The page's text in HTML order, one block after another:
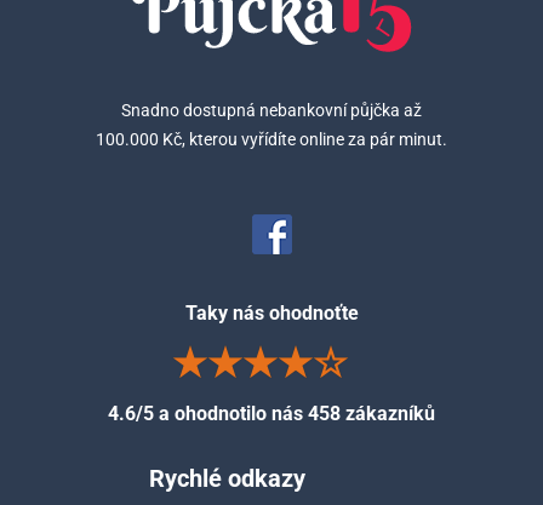
Snadno dostupná nebankovní půjčka až
100.000 Kč, kterou vyřídíte online za pár minut.
Taky nás ohodnoťte
4.6/5 a ohodnotilo nás 458 zákazníků
Rychlé odkazy